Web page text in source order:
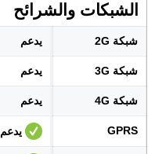
الشبكات والشرائح
شبكة 2G يدعم
شبكة 3G يدعم
شبكة 4G يدعم
GPRS يدعم